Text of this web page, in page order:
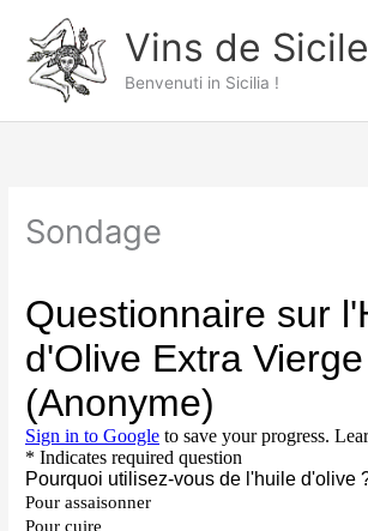
contenu
Vins de Sicile
Benvenuti in Sicilia !
Sondage